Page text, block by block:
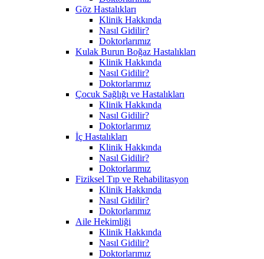
Göz Hastalıkları
Klinik Hakkında
Nasıl Gidilir?
Doktorlarımız
Kulak Burun Boğaz Hastalıkları
Klinik Hakkında
Nasıl Gidilir?
Doktorlarımız
Çocuk Sağlığı ve Hastalıkları
Klinik Hakkında
Nasıl Gidilir?
Doktorlarımız
İç Hastalıkları
Klinik Hakkında
Nasıl Gidilir?
Doktorlarımız
Fiziksel Tıp ve Rehabilitasyon
Klinik Hakkında
Nasıl Gidilir?
Doktorlarımız
Aile Hekimliği
Klinik Hakkında
Nasıl Gidilir?
Doktorlarımız